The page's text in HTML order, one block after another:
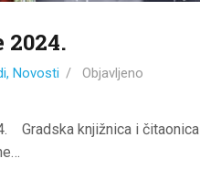
, Novosti
Objavljeno
Gradska knjižnica i čitaonica